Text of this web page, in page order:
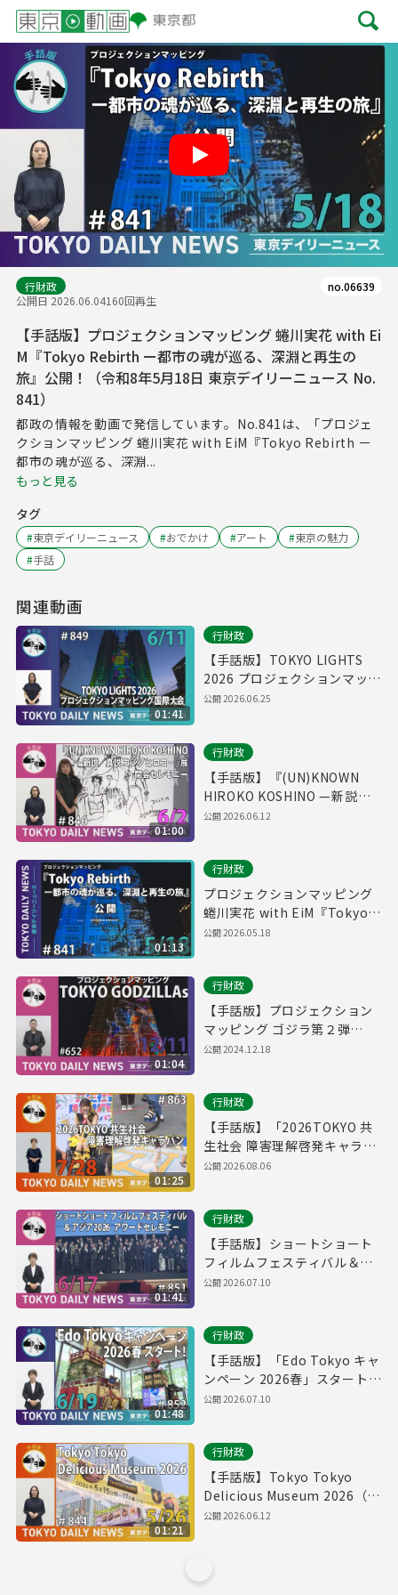
Play
行財政
公開日 2026.06.04160回再生
no.06639
【手話版】プロジェクションマッピング 蜷川実花 with Ei
M『Tokyo Rebirth ー都市の魂が巡る、深淵と再生の
旅』公開！（令和8年5月18日 東京デイリーニュース No.
841）
都政の情報を動画で発信しています。No.841は、「プロジェ
クションマッピング 蜷川実花 with EiM『Tokyo Rebirth ー
都市の魂が巡る、深淵...
もっと見る
タグ
#東京デイリーニュース #おでかけ #アート #東京の魅力
#手話
関連動画
01:41
行財政
【手話版】TOKYO LIGHTS
2026 プロジェクションマッピ
ング国際大会（令和8年6月11
公開2026.06.25
01:00
行財政
【手話版】『(UN)KNOWN
HIROKO KOSHINO —新説／
真説 コシノヒロコ—』展 開会
No.846）
公開2026.06.12
01:13
行財政
プロジェクションマッピング
蜷川実花 with EiM『Tokyo
Rebirth ー都市の魂が巡る、
ュース No.841）
公開2026.05.18
01:04
行財政
【手話版】プロジェクション
マッピング ゴジラ第２弾
「TOKYO GODZILLAs」（令
公開2024.12.18
01:25
行財政
【手話版】「2026TOKYO 共
生社会 障害理解啓発キャラバ
ン」スタート！（令和8年7月
公開2026.08.06
01:41
行財政
【手話版】ショートショート
フィルムフェスティバル＆ア
ジア2026 アワードセレモニー
公開2026.07.10
01:48
行財政
【手話版】「Edo Tokyo キャ
ンペーン 2026春」スタート！
（令和8年6月17日 東京デイリ
公開2026.07.10
01:21
行財政
【手話版】Tokyo Tokyo
Delicious Museum 2026（令
和8年5月26日 東京デイリーニ
公開2026.06.12